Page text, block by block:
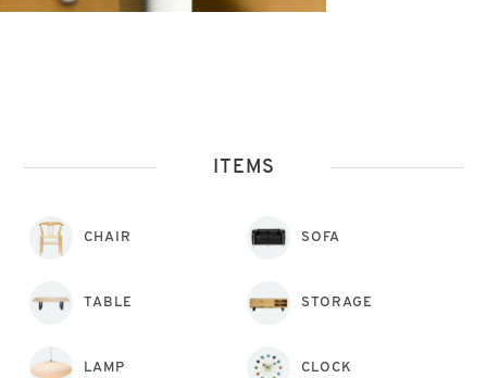
ITEMS
CHAIR SOFA
TABLE STORAGE
LAMP CLOCK